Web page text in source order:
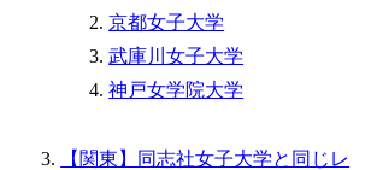
京都女子大学
武庫川女子大学
神戸女学院大学
【関東】同志社女子大学と同じレ